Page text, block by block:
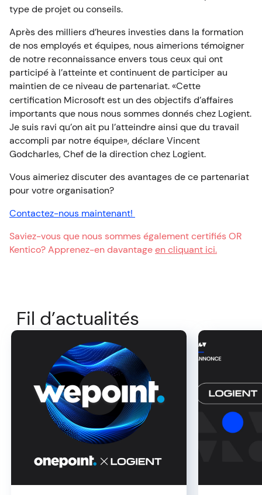
type de projet ou conseils.
Après des milliers d’heures investies dans la formation
de nos employés et équipes, nous aimerions témoigner
de notre reconnaissance envers tous ceux qui ont
participé à l’atteinte et continuent de participer au
maintien de ce niveau de partenariat. «Cette
certification Microsoftest un des objectifs d’affaires
importants que nous nous sommes donnés chez Logient.
Je suis ravi qu’on ait pu l’atteindreainsi quedu travail
accompli par notre équipe», déclareVincent
Godcharles,Chef de la direction chez Logient.
Vous aimeriez discuter des avantages de ce partenariat
pour votre organisation?
Contactez-nous maintenant!
Saviez-vous que nous sommes également certifiés OR
Kentico? Apprenez-en davantageen cliquant ici.
Fil d’actualités